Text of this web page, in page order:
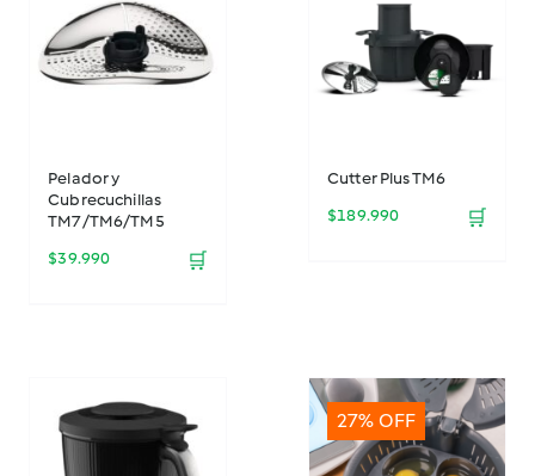
Pelador y
Cubrecuchillas
TM7/TM6/TM5
$39.990 🛒
Cutter Plus TM6
$189.990 🛒
27% OFF